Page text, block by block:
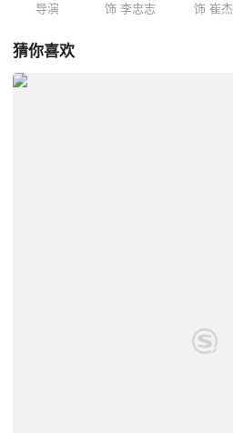
导演 饰 李忠志 饰 崔杰
猜你喜欢